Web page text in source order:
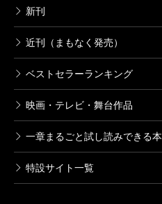
新刊
近刊（まもなく発売）
ベストセラーランキング
映画・テレビ・舞台作品
一章まるごと試し読みできる本
特設サイト一覧